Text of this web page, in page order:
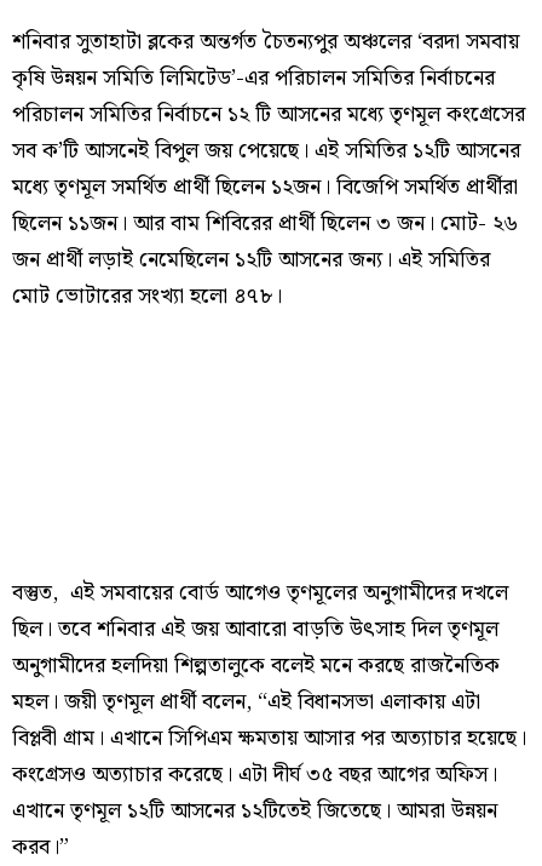
শনিবার সুতাহাটা ব্লকের অন্তর্গত চৈতন্যপুর অঞ্চলের ‘বরদা সমবায়
কৃষি উন্নয়ন সমিতি লিমিটেড’-এর পরিচালন সমিতির নির্বাচনের
পরিচালন সমিতির নির্বাচনে ১২ টি আসনের মধ্যে তৃণমূল কংগ্রেসের
সব ক’টি আসনেই বিপুল জয় পেয়েছে। এই সমিতির ১২টি আসনের
মধ্যে তৃণমূল সমর্থিত প্রার্থী ছিলেন ১২জন। বিজেপি সমর্থিত প্রার্থীরা
ছিলেন ১১জন। আর বাম শিবিরের প্রার্থী ছিলেন ৩ জন। মোট- ২৬
জন প্রার্থী লড়াই নেমেছিলেন ১২টি আসনের জন্য। এই সমিতির
মোট ভোটারের সংখ্যা হলো ৪৭৮।
বস্তুত, এই সমবায়ের বোর্ড আগেও তৃণমূলের অনুগামীদের দখলে
ছিল। তবে শনিবার এই জয় আবারো বাড়তি উৎসাহ দিল তৃণমূল
অনুগামীদের হলদিয়া শিল্পতালুকে বলেই মনে করছে রাজনৈতিক
মহল। জয়ী তৃণমূল প্রার্থী বলেন, “এই বিধানসভা এলাকায় এটা
বিপ্লবী গ্রাম। এখানে সিপিএম ক্ষমতায় আসার পর অত্যাচার হয়েছে।
কংগ্রেসও অত্যাচার করেছে। এটা দীর্ঘ ৩৫ বছর আগের অফিস।
এখানে তৃণমূল ১২টি আসনের ১২টিতেই জিতেছে। আমরা উন্নয়ন
করব।”